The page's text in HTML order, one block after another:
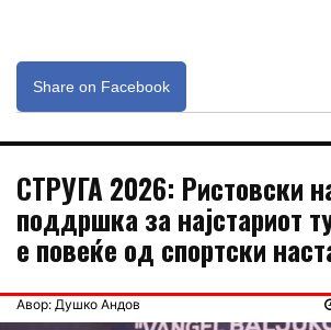
Share on Facebook
СТРУГА 2026: Ристовски
поддршка за најстариот
е повеќе од спортски
Авор: Душко Андов